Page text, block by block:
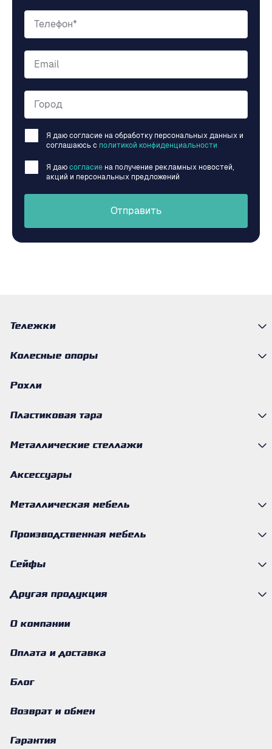
Телефон*
Email
Город
Я даю согласие на обработку персональных данных и
соглашаюсь c политикой конфиденциальности
Я даю согласие на получение рекламных новостей,
акций и персональных предложений
Отправить
Тележки
Колесные опоры
Рохли
Пластиковая тара
Металлические стеллажи
Аксессуары
Металлическая мебель
Производственная мебель
Сейфы
Другая продукция
О компании
Оплата и доставка
Блог
Возврат и обмен
Гарантия